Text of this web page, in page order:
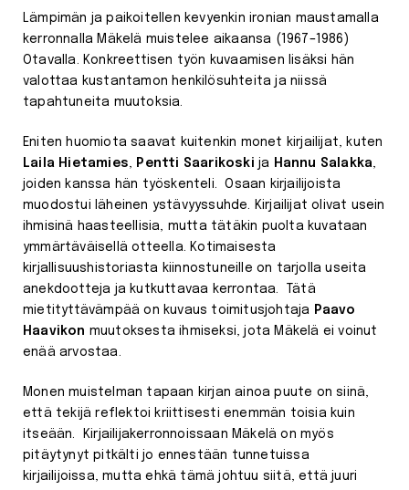
Lämpimän ja paikoitellen kevyenkin ironian maustamalla
kerronnalla Mäkelä muistelee aikaansa (1967–1986)
Otavalla. Konkreettisen työn kuvaamisen lisäksi hän
valottaa kustantamon henkilösuhteita ja niissä
tapahtuneita muutoksia.
Eniten huomiota saavat kuitenkin monet kirjailijat, kuten
Laila Hietamies
Pentti Saarikoski ja Hannu Salakka
joiden kanssa hän työskenteli. Osaan kirjailijoista
muodostui läheinen ystävyyssuhde. Kirjailijat olivat usein
ihmisinä haasteellisia, mutta tätäkin puolta kuvataan
ymmärtäväisellä otteella. Kotimaisesta
kirjallisuushistoriasta kiinnostuneille on tarjolla useita
anekdootteja ja kutkuttavaa kerrontaa. Tätä
mietityttävämpää on kuvaus toimitusjohtaja Paavo
Haavikon muutoksesta ihmiseksi, jota Mäkelä ei voinut
enää arvostaa.
Monen muistelman tapaan kirjan ainoa puute on siinä,
että tekijä reflektoi kriittisesti enemmän toisia kuin
itseään. Kirjailijakerronnoissaan Mäkelä on myös
pitäytynyt pitkälti jo ennestään tunnetuissa
kirjailijoissa, mutta ehkä tämä johtuu siitä, että juuri